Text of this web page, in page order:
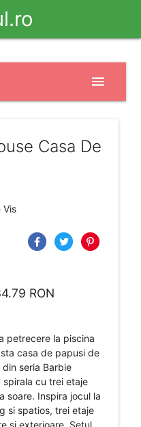
menu
Casa De
RON
petrecere la piscina
casa de papusi de
seria Barbie
spirala cu trei etaje
soare. Inspira jocul la
si spatios, trei etaje
si exterioare. Setul